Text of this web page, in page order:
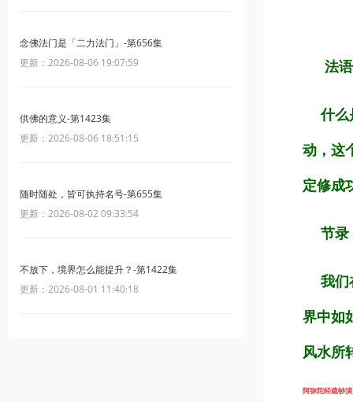
念佛法门是「二力法门」-第656集
更新：2026-08-06 19:07:59
供佛的意义-第1423集
更新：2026-08-06 18:51:15
随时随处，皆可执持名号-第655集
更新：2026-08-02 09:33:54
不放下，境界怎么能提升？-第1422集
更新：2026-08-01 11:40:18
法
什么
动，这
定修成
节录
我们
界中如
风水所
阿弥陀经疏钞